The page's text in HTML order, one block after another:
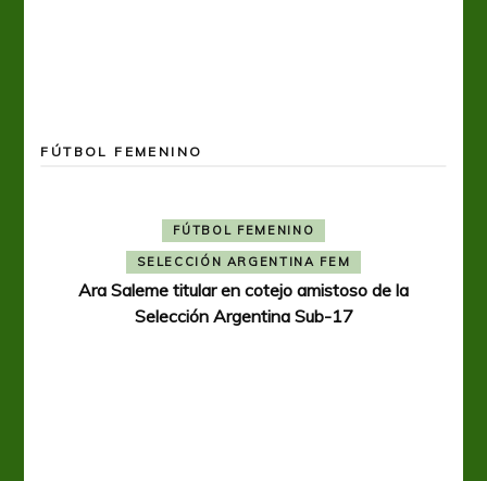
FÚTBOL FEMENINO
FÚTBOL FEMENINO
SELECCIÓN ARGENTINA FEM
Ara Saleme titular en cotejo amistoso de la
Selección Argentina Sub-17